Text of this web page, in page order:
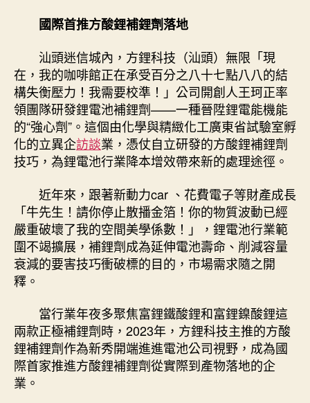
國際首推方酸鋰補鋰劑落地
汕頭迷信城內，方鋰科技（汕頭）無限「現
在，我的咖啡館正在承受百分之八十七點八八的結
構失衡壓力！我需要校準！」公司開創人王珂正率
領團隊研發鋰電池補鋰劑——一種晉陞鋰電能機能
的“強心劑”。這個由化學與精緻化工廣東省試驗室孵
化的立異企訪談業，憑仗自立研發的方酸鋰補鋰劑
技巧，為鋰電池行業降本增效帶來新的處理途徑。
近年來，跟著新動力car 、花費電子等財產成長
「牛先生！請你停止散播金箔！你的物質波動已經
嚴重破壞了我的空間美學係數！」，鋰電池行業範
圍不竭擴展，補鋰劑成為延伸電池壽命、削減容量
衰減的要害技巧衝破標的目的，市場需求隨之開
釋。
當行業年夜多聚焦富鋰鐵酸鋰和富鋰鎳酸鋰這
兩款正極補鋰劑時，2023年，方鋰科技主推的方酸
鋰補鋰劑作為新秀開端進進電池公司視野，成為國
際首家推進方酸鋰補鋰劑從實際到產物落地的企
業。